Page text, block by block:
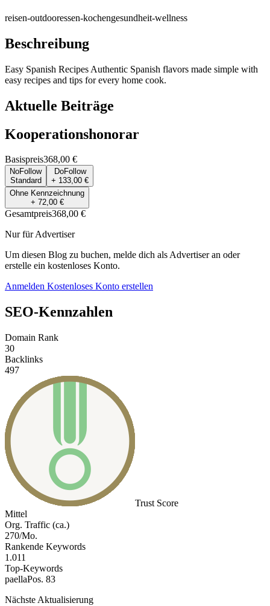
reisen-outdooressen-kochengesundheit-wellness
Beschreibung
Easy Spanish Recipes Authentic Spanish flavors made simple with
easy recipes and tips for every home cook.
Aktuelle Beiträge
Kooperationshonorar
Basispreis368,00 €
NoFollow
Standard
DoFollow
+ 133,00 €
Ohne Kennzeichnung
+ 72,00 €
Gesamtpreis368,00 €
Nur für Advertiser
Um diesen Blog zu buchen, melde dich als Advertiser an oder
erstelle ein kostenloses Konto.
Anmelden Kostenloses Konto erstellen
SEO-Kennzahlen
Domain Rank
30
Backlinks
497
Trust Score
Mittel
Org. Traffic (ca.)
270/Mo.
Rankende Keywords
1.011
Top-Keywords
paellaPos. 83
Nächste Aktualisierung